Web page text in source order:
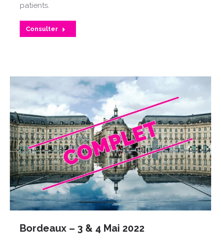
patients.
Consulter
Bordeaux – 3 & 4 Mai 2022